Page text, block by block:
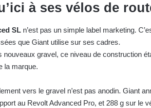
à ses vélos de
SL n’est pas un simple label marketing.
que Giant utilise sur ses cadres.
nouveaux gravel, ce niveau de construction
la marque.
vers le gravel n’est pas anodin. Giant
au Revolt Advanced Pro, et 288 g sur le